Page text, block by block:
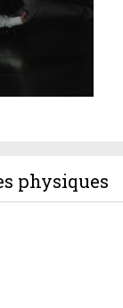
physiques